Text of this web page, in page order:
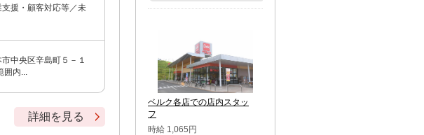
援・顧客対応等／未
中央区辛島町５－１
囲内...
詳細を見る
ベルク各店での店内スタッ
フ
時給 1,065円